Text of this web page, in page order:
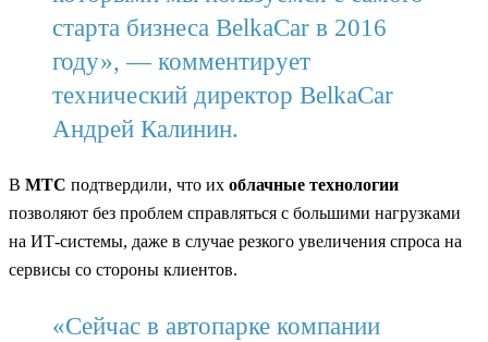
старта бизнеса BelkaCar в 2016
году», — комментирует
технический директор BelkaCar
Андрей Калинин.
В МТС подтвердили, что их облачные технологии
позволяют без проблем справляться с большими нагрузками
на ИТ-системы, даже в случае резкого увеличения спроса на
сервисы со стороны клиентов.
«Сейчас в автопарке компании